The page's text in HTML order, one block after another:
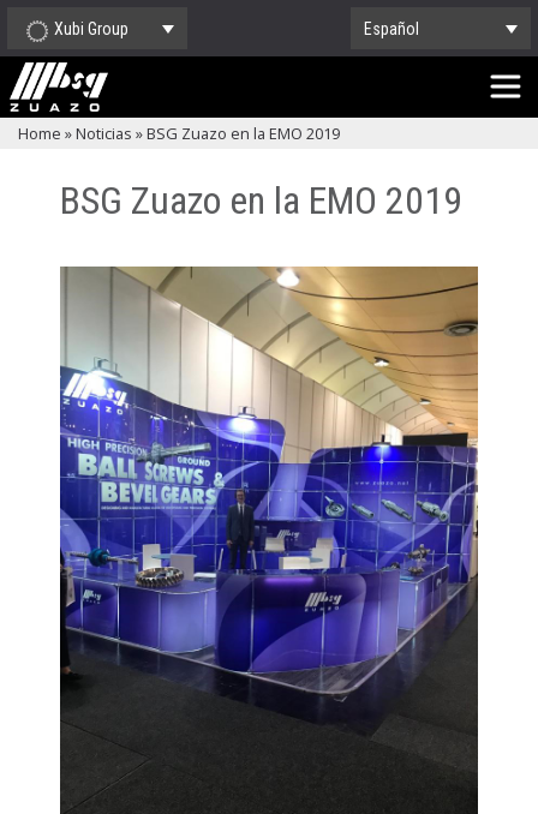
Xubi Group Español
Home »Noticias »BSG Zuazo en la EMO 2019
BSG Zuazo en la EMO 2019